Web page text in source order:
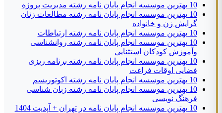
10 بهترین موسسه انجام پایان نامه رشته مدیریت پروژه
10 بهترین موسسه انجام پایان نامه رشته مطالعات زنان
گرایش زن و خانواده
10 بهترین موسسه انجام پایان نامه رشته ارتباطات
10 بهترین موسسه انجام پایان نامه رشته روانشناسی
وآموزش کودکان استثنایی
10 بهترین موسسه انجام پایان نامه رشته برنامه ریزی
فضایی اوقات فراغت
10 بهترین موسسه انجام پایان نامه رشته اکوتوریسم
10 بهترین موسسه انجام پایان نامه رشته زبان شناسی
فرهنگ نویسی
10 بهترین موسسه انجام پایان نامه در تهران + آپدیت 1404